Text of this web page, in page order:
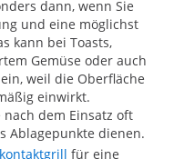
dann, wenn Sie
und eine möglichst
kann bei Toasts,
Gemüse oder auch
weil die Oberfläche
einwirkt.
nach dem Einsatz oft
Ablagepunkte dienen.
kontaktgrill für eine